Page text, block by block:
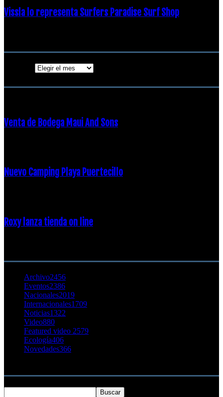
Vissla lo representa Surfers Paradise Surf Shop
Venta de Bodega Maui And Sons
Nuevo Camping Playa Puertecillo
Roxy lanza tienda on line
Archivo2456
Eventos2386
Nacionales2019
Internacionales1709
Noticias1322
Video880
Featured video 2579
Ecología406
Novedades366